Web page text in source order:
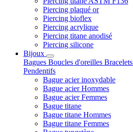
Piercing plaqué or
Piercing bioflex
Piercing acrylique
Piercing titane anodisé
Piercing silicone
Bijoux
Bagues Boucles d'oreilles Bracelets
Pendentifs
Bague acier inoxydable
Bague acier Hommes
Bague acier Femmes
Bague titane
Bague titane Hommes
Bague titane Femmes